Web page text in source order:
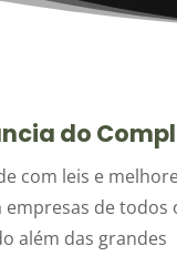
do
com leis e
empresas de todos
além das grandes